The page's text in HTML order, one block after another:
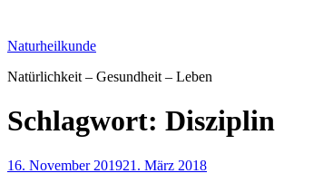
springen
Naturheilkunde
Natürlichkeit – Gesundheit – Leben
Schlagwort: Disziplin
Veröffentlicht
16. November 201921. März 2018